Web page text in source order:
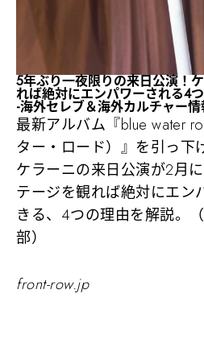
5年ぶり一夜限りの来日公演！
れば絶対にエンパワーされる4
-海外セレブ＆海外カルチャー
最新アルバム『blue water
ター・ロード）』を引っ下
ケラーニの来日公演が2月
テージを観れば絶対にエン
きる、4つの理由を解説。
部）
front-row.jp